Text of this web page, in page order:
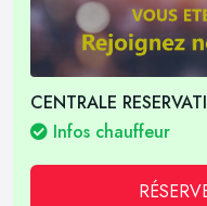
CENTRALE
Infos chauffeur